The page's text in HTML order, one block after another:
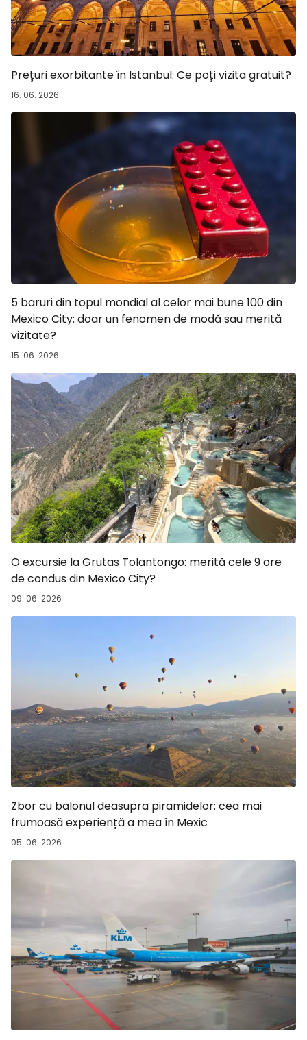
Prețuri exorbitante în Istanbul: Ce poți vizita gratuit?
16. 06. 2026
5 baruri din topul mondial al celor mai bune 100 din
Mexico City: doar un fenomen de modă sau merită
vizitate?
15. 06. 2026
O excursie la Grutas Tolantongo: merită cele 9 ore
de condus din Mexico City?
09. 06. 2026
Zbor cu balonul deasupra piramidelor: cea mai
frumoasă experiență a mea în Mexic
05. 06. 2026